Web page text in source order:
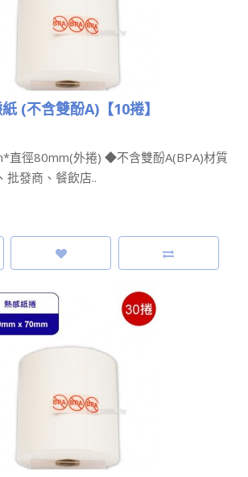
(不含雙酚A)【10捲】
直徑80mm(外捲) ◆不含雙酚A(BPA)材質
發商、餐飲店..